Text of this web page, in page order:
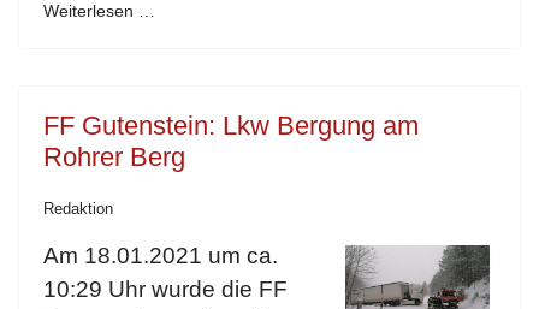
Weiterlesen …
FF Gutenstein: Lkw Bergung am
Rohrer Berg
Redaktion
Am 18.01.2021 um ca.
10:29 Uhr wurde die FF